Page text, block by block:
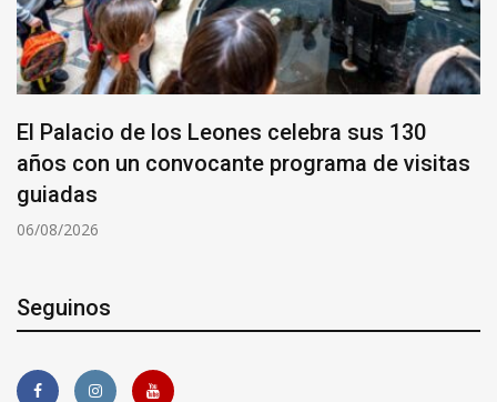
El Palacio de los Leones celebra sus 130
años con un convocante programa de visitas
guiadas
06/08/2026
Seguinos